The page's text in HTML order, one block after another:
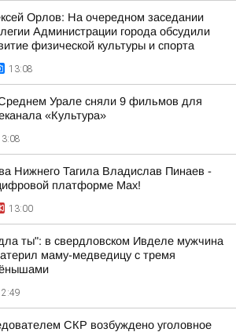
Орлов: На очередном заседании
Администрации города обсудили
физической культуры и спорта
13:08
Урале сняли 9 фильмов для
«Культура»
Нижнего Тагила Владислав Пинаев -
платформе Max!
13:00
ты": в свердловском Ивделе мужчина
маму-медведицу с тремя
СКР возбуждено уголовное